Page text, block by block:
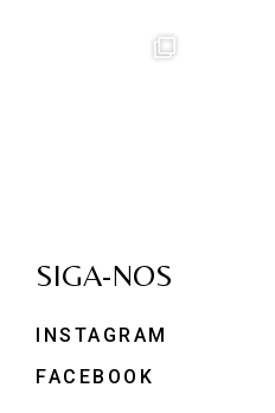
SIGA-NOS
INSTAGRAM
FACEBOOK